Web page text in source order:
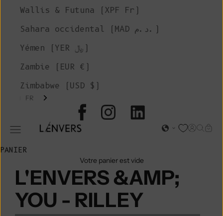
L'ENVERS
Ouvrir le menu de navigation Page
Wallis & Futuna (XPF Fr)
Sahara occidental (MAD د.م.)
Yémen (YER ﷼)
Zambie (EUR €)
Zimbabwe (USD $)
FR
PANIER
Votre panier est vide
L'ENVERS &AMP;
YOU - RILLEY